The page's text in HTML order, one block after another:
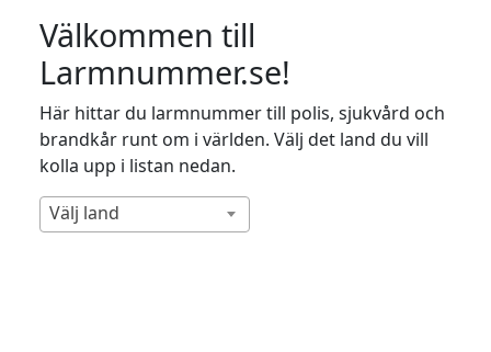
Välkommen till
Larmnummer.se!
Här hittar du larmnummer till polis, sjukvård och
brandkår runt om i världen. Välj det land du vill
kolla upp i listan nedan.
Välj land